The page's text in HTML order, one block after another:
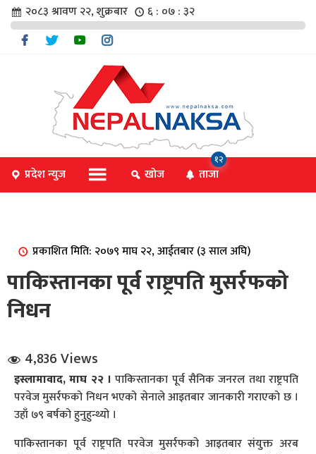
संवाद
२०८३ श्रावण २२, शुक्रबार ६ : ०७ : ३२
प्रदेश न्युज खोज ताजा
१२
प्रकाशित मिति: २०७९ माघ २२, आईतबार (३ साल अघि)
पाकिस्तानका पूर्व राष्ट्रपति मुसर्रफको
निधन
4,836 Views
इस्लामावाद, माघ २२ । पाकिस्तानका पूर्व सैनिक जनरल तथा राष्ट्रपति
परवेज मुसर्रफको निधन भएको सेनाले आइतबार जानकारी गराएको छ ।
उहाँ ७९ बर्षको हुनुहुन्थ्यो ।
पाकिस्तानका पूर्व राष्ट्रपति परवेज मुसर्रफको आइतबार संयुक्त अरब